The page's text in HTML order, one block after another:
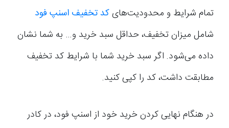
تمام شرایط و محدودیت‌هایکد تخفیف اسنپ فود
شامل میزان تخفیف، حداقل سبد خرید و… به شما نشان
داده می‌شود. اگر سبد خرید شما با شرایط کد تخفیف
مطابقت داشت، کد را کپی کنید.
در هنگام نهایی کردن خرید خود از اسنپ فود، در کادر